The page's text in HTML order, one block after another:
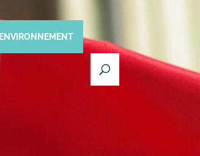
ENVIRONNEMENT